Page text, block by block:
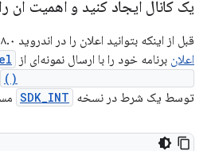
یک کانال ایجاد کنید و اهمیت آن
قبل از اینکه بتوانید اعلان را در اندروید ۸.۰ و بالاتر ارسال کنید،
اعلان برنامه خود را با ارسال نمونه‌ای از
توسط یک شرط در نسخه SDK_INT